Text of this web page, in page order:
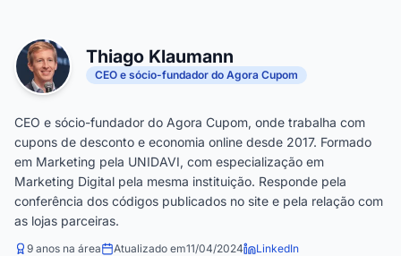
Thiago Klaumann
CEO e sócio-fundador do Agora Cupom
CEO e sócio-fundador do Agora Cupom, onde trabalha com
cupons de desconto e economia online desde 2017. Formado
em Marketing pela UNIDAVI, com especialização em
Marketing Digital pela mesma instituição. Responde pela
conferência dos códigos publicados no site e pela relação com
as lojas parceiras.
9 anos na área Atualizado em11/04/2024 LinkedIn